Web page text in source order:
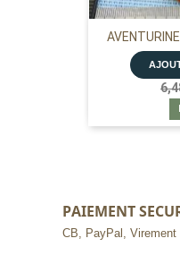
AVENTURINE
PAIEMENT
CB, PayPal, Virement